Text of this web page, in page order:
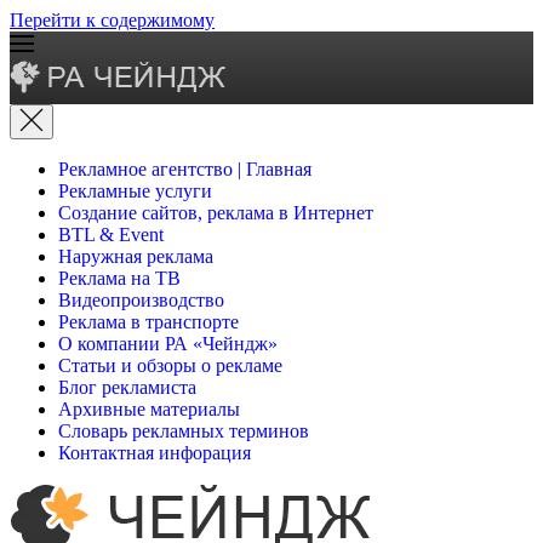
Перейти к содержимому
Рекламное агентство | Главная
Рекламные услуги
Создание сайтов, реклама в Интернет
BTL & Event
Наружная реклама
Реклама на ТВ
Видеопроизводство
Реклама в транспорте
О компании РА «Чейндж»
Статьи и обзоры о рекламе
Блог рекламиста
Архивные материалы
Словарь рекламных терминов
Контактная инфорация